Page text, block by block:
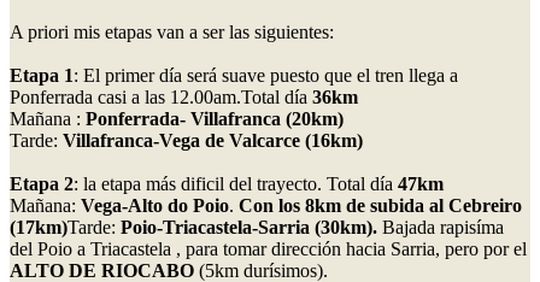
A priori mis etapas van a ser las siguientes:
Etapa 1: El primer día será suave puesto que el tren llega a
Ponferrada casi a las 12.00am.Total día 36km
Mañana : Ponferrada- Villafranca (20km)
Tarde: Villafranca-Vega de Valcarce (16km)
Etapa 2: la etapa más dificil del trayecto. Total día 47km
Mañana: Vega-Alto do Poio. Con los 8km de subida al Cebreiro
(17km)Tarde: Poio-Triacastela-Sarria (30km). Bajada rapisíma
del Poio a Triacastela , para tomar dirección hacia Sarria, pero por el
ALTO DE RIOCABO (5km durísimos).